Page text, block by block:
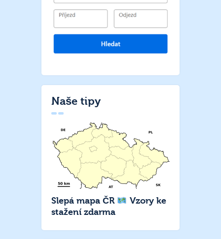
Naše tipy
Slepá mapa ČR
Vzory ke
stažení zdarma